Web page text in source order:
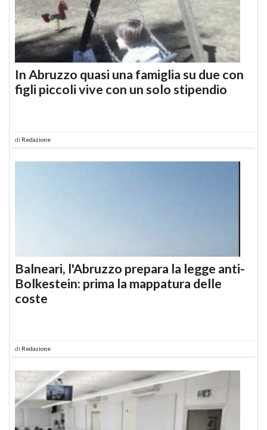
In Abruzzo quasi una famiglia su due con
figli piccoli vive con un solo stipendio
di Redazione
Balneari, l'Abruzzo prepara la legge anti-
Bolkestein: prima la mappatura delle
coste
di Redazione